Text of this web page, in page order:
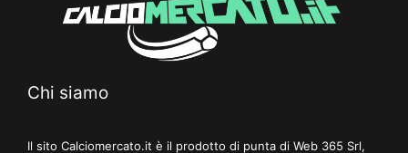
Chi siamo
Il sito Calciomercato.it è il prodotto di punta di Web 365 Srl,